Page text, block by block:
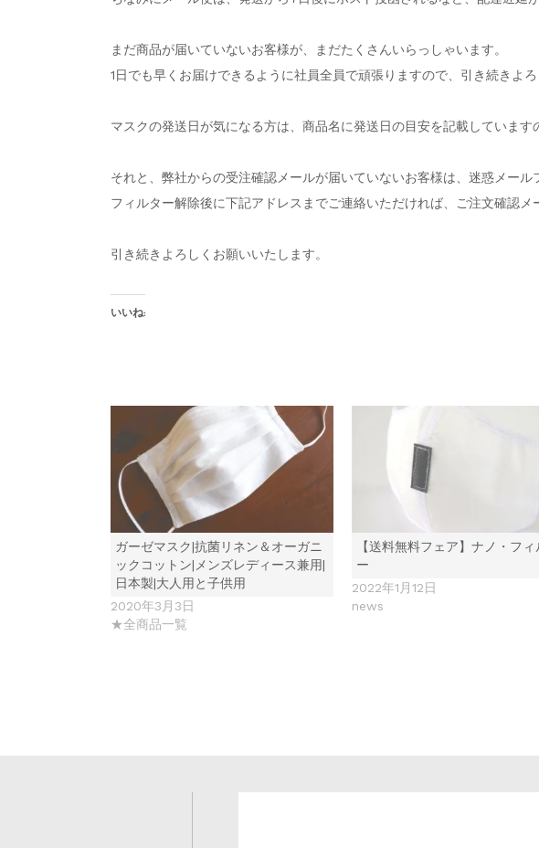
まだ商品が届いていないお客様が、まだたくさんいらっしゃいます。
1日でも早くお届けできるように社員全員で頑張りますので、引き続きよ
マスクの発送日が気になる方は、商品名に発送日の目安を記載しています
それと、弊社からの受注確認メールが届いていないお客様は、迷惑メー
フィルター解除後に下記アドレスまでご連絡いただければ、ご注文確認メ
引き続きよろしくお願いいたします。
いいね:
ガーゼマスク|抗菌リネン＆オーガニ
ックコットン|メンズレディース兼用|
日本製|大人用と子供用
2020年3月3日
★全商品一覧
【送料無料フェア】ナノ・フィ
ー
2022年1月12日
news